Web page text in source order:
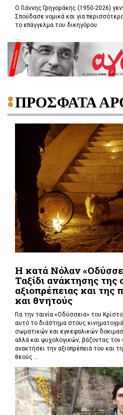
Ο Γιάννης Γρηγοράκης (1950-2026)
Σπούδασε νομικά και για
το επάγγελμα του δικηγόρου.
...
ΠΡΟΣΦΑΤΑ
Η κατά Νόλαν
Ταξίδι ανάκτησης
αξιοπρέπειας και της
και θνητούς
Για την ταινία «Οδύσσεια» του
αυτό το διάστημα στους
σωματικών και εγκεφαλικών
αλλά και ψυχολογικών, βάζοντας τον
ανακτήσει την αξιοπρέπειά του και
θεούς ...